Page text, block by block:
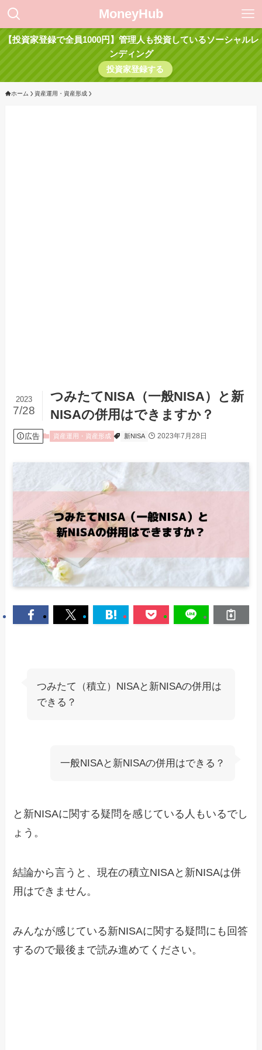
MoneyHub
【投資家登録で全員1000円】管理人も投資しているソーシャルレ
ンディング
投資家登録する
ホーム 資産運用・資産形成
つみたてNISA（一般NISA）と新
NISAの併用はできますか？
2023
7/28
広告 資産運用・資産形成 新NISA 2023年7月28日
つみたて（積立）NISAと新NISAの併用は
できる？
一般NISAと新NISAの併用はできる？
と新NISAに関する疑問を感じている人もいるでし
ょう。
結論から言うと、現在の積立NISAと新NISAは併
用はできません。
みんなが感じている新NISAに関する疑問にも回答
するので最後まで読み進めてください。